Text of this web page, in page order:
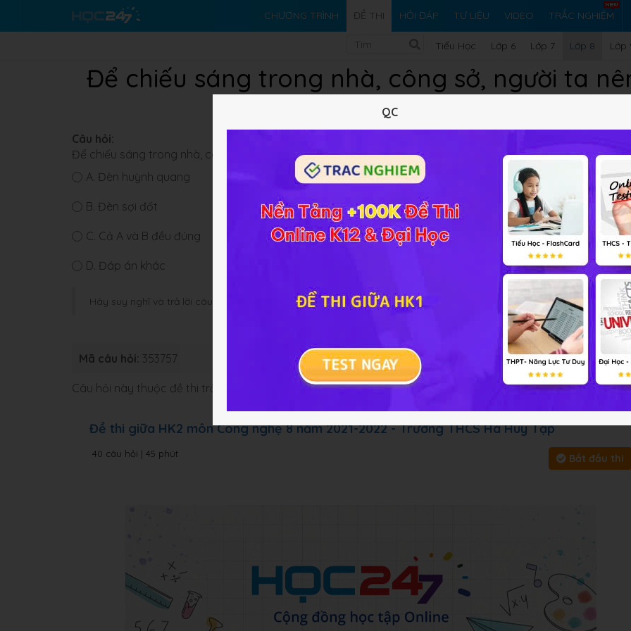
CHƯƠNG TRÌNH ĐỀ THI HỎI ĐÁP TƯ LIỆU VIDEO TRẮC NGHIỆM
Tiểu Học Lớp 6 Lớp 7 Lớp 8 Lớp
Để chiếu sáng trong nhà, công sở, người ta
Câu hỏi:
Để chiếu sáng trong nhà, công sở, người ta nên dùng loại đèn nào?
A. Đèn huỳnh quang
B. Đèn sợi đốt
C. Cả A và B đều đúng
D. Đáp án khác
Hãy suy nghĩ và trả lời câu hỏi trước khi HOC247 cung cấp đáp án và lời giải
Mã câu hỏi: 353757 Loại bài: Bài tập Chủ đề : Môn học: Công
Câu hỏi này thuộc đề thi trắc nghiệm dưới đây, bấm vàoBắt đầu thi để làm toàn bài
Đề thi giữa HK2 môn Công nghệ 8 năm 2021-2022 - Trường THCS Hà Huy Tập
40 câu hỏi | 45 phút Bắt đầu thi
QC